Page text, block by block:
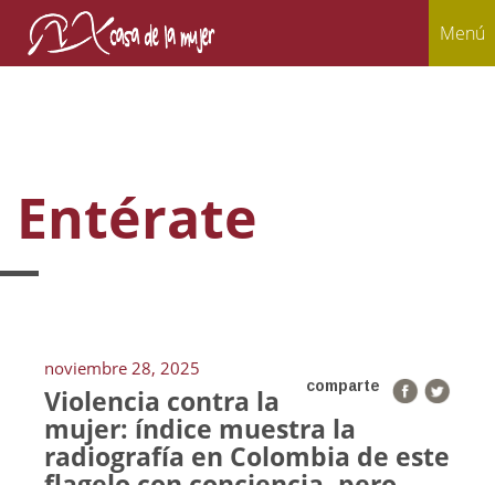
Menú
Entérate
noviembre 28, 2025
comparte
Violencia contra la
mujer: índice muestra la
radiografía en Colombia de este